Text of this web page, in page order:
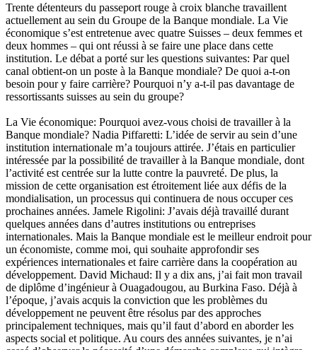
Trente détenteurs du passeport rouge à croix blanche travaillent
actuellement au sein du Groupe de la Banque mondiale. La Vie
économique s’est entretenue avec quatre Suisses – deux femmes et
deux hommes – qui ont réussi à se faire une place dans cette
institution. Le débat a porté sur les questions suivantes: Par quel
canal obtient-on un poste à la Banque mondiale? De quoi a-t-on
besoin pour y faire carrière? Pourquoi n’y a-t-il pas davantage de
ressortissants suisses au sein du groupe?
La Vie économique: Pourquoi avez-vous choisi de travailler à la
Banque mondiale? Nadia Piffaretti: L’idée de servir au sein d’une
institution internationale m’a toujours attirée. J’étais en particulier
intéressée par la possibilité de travailler à la Banque mondiale, dont
l’activité est centrée sur la lutte contre la pauvreté. De plus, la
mission de cette organisation est étroitement liée aux défis de la
mondialisation, un processus qui continuera de nous occuper ces
prochaines années. Jamele Rigolini: J’avais déjà travaillé durant
quelques années dans d’autres institutions ou entreprises
internationales. Mais la Banque mondiale est le meilleur endroit pour
un économiste, comme moi, qui souhaite approfondir ses
expériences internationales et faire carrière dans la coopération au
développement. David Michaud: Il y a dix ans, j’ai fait mon travail
de diplôme d’ingénieur à Ouagadougou, au Burkina Faso. Déjà à
l’époque, j’avais acquis la conviction que les problèmes du
développement ne peuvent être résolus par des approches
principalement techniques, mais qu’il faut d’abord en aborder les
aspects social et politique. Au cours des années suivantes, je n’ai